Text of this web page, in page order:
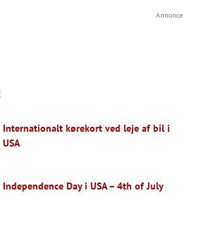
Annonce
Internationalt kørekort ved leje af bil i
USA
Independence Day i USA – 4th of July